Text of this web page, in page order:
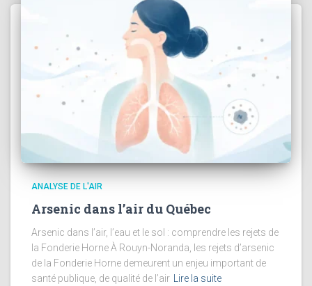
ANALYSE DE L'AIR
Arsenic dans l’air du Québec
Arsenic dans l’air, l’eau et le sol : comprendre les rejets de
la Fonderie Horne À Rouyn-Noranda, les rejets d’arsenic
de la Fonderie Horne demeurent un enjeu important de
santé publique, de qualité de l’air Lire la suite